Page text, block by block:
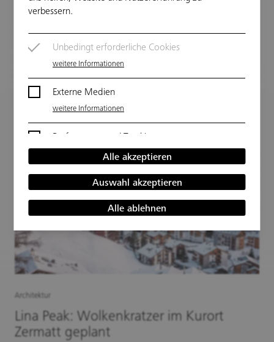
verbessern.
Unbedingt erforderliche Cookies
weitere Informationen
Externe Medien
weitere Informationen
Performance und Tracking
weitere InformationenAlle akzeptieren
Auswahl akzeptieren
Alle ablehnen
Quadratkilometer große Gebiet Bir Tawil. In den letzten
Anspruch auf den Wüstenstreifen.
Architektur Stadtplanung
Architektur
Lina Peak: Wolkenkratzer im Kurort
Zermatt geplant